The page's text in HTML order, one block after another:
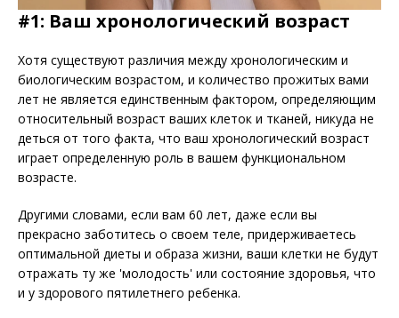
#1: Ваш хронологический возраст
Хотя существуют различия между хронологическим и
биологическим возрастом, и количество прожитых вами
лет не является единственным фактором, определяющим
относительный возраст ваших клеток и тканей, никуда не
деться от того факта, что ваш хронологический возраст
играет определенную роль в вашем функциональном
возрасте.
Другими словами, если вам 60 лет, даже если вы
прекрасно заботитесь о своем теле, придерживаетесь
оптимальной диеты и образа жизни, ваши клетки не будут
отражать ту же 'молодость' или состояние здоровья, что
и у здорового пятилетнего ребенка.